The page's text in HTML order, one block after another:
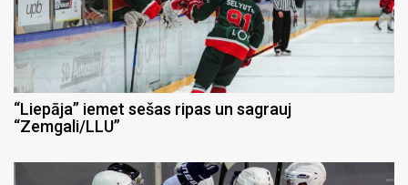
“Liepāja” iemet sešas ripas un sagrauj
“Zemgali/LLU”